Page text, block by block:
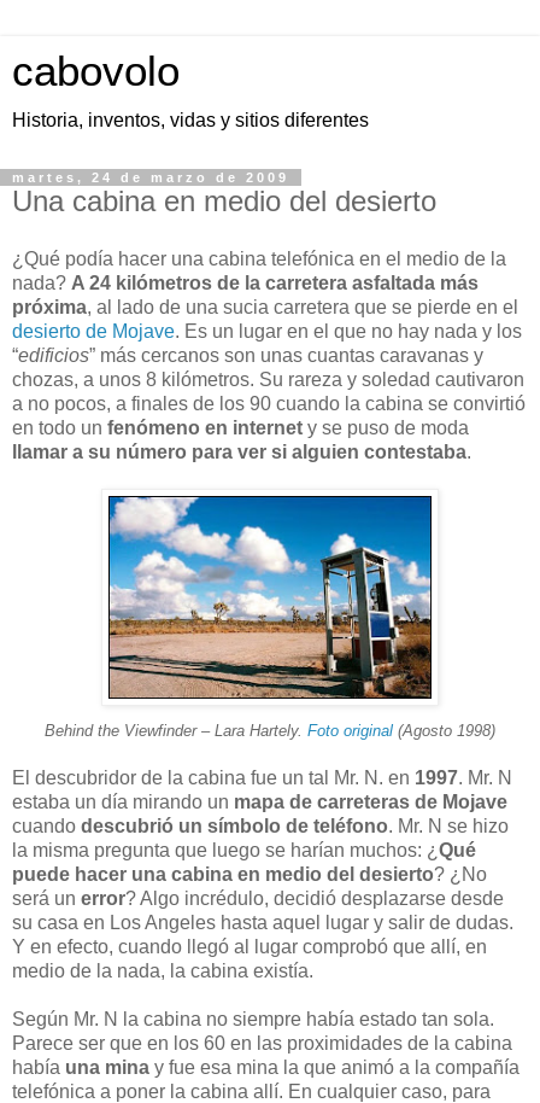
cabovolo
Historia, inventos, vidas y sitios diferentes
martes, 24 de marzo de 2009
Una cabina en medio del desierto
¿Qué podía hacer una cabina telefónica en el medio de la
nada? A 24 kilómetros de la carretera asfaltada más
próxima, al lado de una sucia carretera que se pierde en el
desierto de Mojave. Es un lugar en el que no hay nada y los
“edificios” más cercanos son unas cuantas caravanas y
chozas, a unos 8 kilómetros. Su rareza y soledad cautivaron
a no pocos, a finales de los 90 cuando la cabina se convirtió
en todo un fenómeno en internet y se puso de moda
llamar a su número para ver si alguien contestaba.
Behind the Viewfinder – Lara Hartely. Foto original (Agosto 1998)
El descubridor de la cabina fue un tal Mr. N. en 1997. Mr. N
estaba un día mirando un mapa de carreteras de Mojave
cuando descubrió un símbolo de teléfono. Mr. N se hizo
la misma pregunta que luego se harían muchos: ¿ Qué
puede hacer una cabina en medio del desierto? ¿No
será un error? Algo incrédulo, decidió desplazarse desde
su casa en Los Angeles hasta aquel lugar y salir de dudas.
Y en efecto, cuando llegó al lugar comprobó que allí, en
medio de la nada, la cabina existía.
Según Mr. N la cabina no siempre había estado tan sola.
Parece ser que en los 60 en las proximidades de la cabina
había una mina y fue esa mina la que animó a la compañía
telefónica a poner la cabina allí. En cualquier caso, para